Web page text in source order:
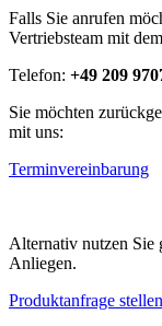
Falls Sie anrufen
Vertriebsteam mit
Telefon: +49 209
Sie möchten
mit uns:
Terminvereinbarung
Alternativ nutzen Sie
Anliegen.
Produktanfrage stellen